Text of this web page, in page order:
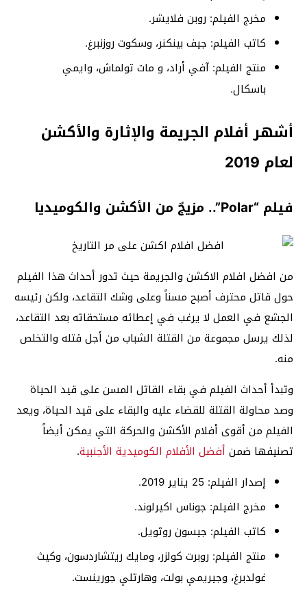
مخرج الفيلم: روبن فلايشر.
كاتب الفيلم: جيف بينكنر، وسكوت روزنبرغ.
منتج الفيلم: آفي أراد، و مات تولماش، وايمي
باسكال.
أشهر أفلام الجريمة والإثارة والأكشن
لعام 2019
فيلم “Polar”.. مزيجٌ من الأكشن والكوميديا
من افضل افلام الاكشن والجريمة حيث تدور أحداث هذا الفيلم
حول قاتل محترف أصبح مسناً وعلى وشك التقاعد، ولكن رئيسه
الجشع في العمل لا يرغب في إعطائه مستحقاته بعد التقاعد،
لذلك يرسل مجموعة من القتلة الشباب من أجل قتله والتخلص
منه.
وتبدأ أحداث الفيلم في بقاء القاتل المسن على قيد الحياة
وصد محاولة القتلة للقضاء عليه والبقاء على قيد الحياة، ويعد
الفيلم من أقوى أفلام الأكشن والحركة التي يمكن أيضاً
تصنيفها ضمن أفضل الأفلام الكوميدية الأجنبية.
إصدار الفيلم: 25 يناير 2019.
مخرج الفيلم: جوناس اكيرلوند.
كاتب الفيلم: جيسون روثويل.
منتج الفيلم: روبرت كولزر، ومايك ريتشاردسون، وكيث
غولدبرغ، وجيريمي بولت، وهارتلي جورينست.